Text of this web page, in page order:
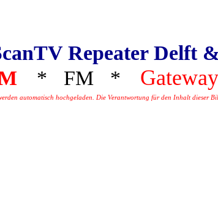
Repeater Delft
* FM *
automatisch hochgeladen. Die Verantwortung für den Inhalt dieser